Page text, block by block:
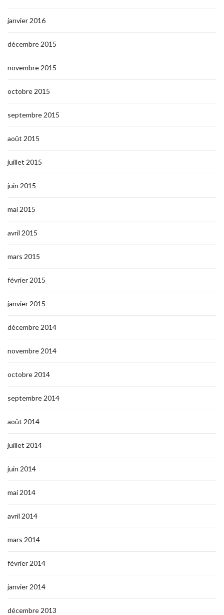
janvier 2016
décembre 2015
novembre 2015
octobre 2015
septembre 2015
août 2015
juillet 2015
juin 2015
mai 2015
avril 2015
mars 2015
février 2015
janvier 2015
décembre 2014
novembre 2014
octobre 2014
septembre 2014
août 2014
juillet 2014
juin 2014
mai 2014
avril 2014
mars 2014
février 2014
janvier 2014
décembre 2013